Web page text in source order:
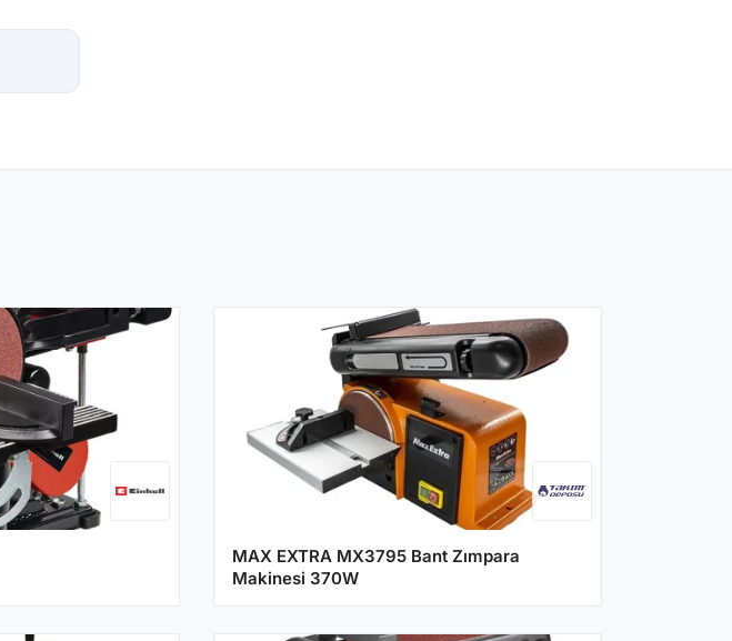
MAX EXTRA MX3795 Bant Zımpara
Makinesi 370W